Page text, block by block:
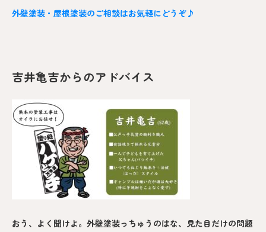
外壁塗装・屋根塗装のご相談はお気軽にどうぞ♪
吉井亀吉からのアドバイス
おう、よく聞けよ。外壁塗装っちゅうのはな、見た目だけの問題